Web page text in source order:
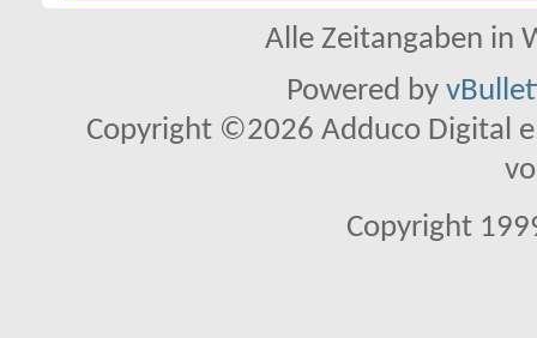
Alle Zeitangaben in
Powered by
Copyright ©2026 Adduco Digital
Copyright